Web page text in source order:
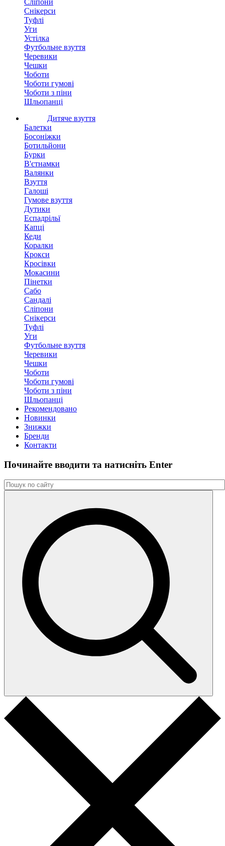
Сліпони
Снікерси
Туфлі
Уги
Устілка
Футбольне взуття
Черевики
Чешки
Чоботи
Чоботи гумові
Чоботи з піни
Шльопанці
Дитяче взуття
Балетки
Босоніжки
Ботильйони
Бурки
В'єтнамки
Валянки
Взуття
Галоші
Гумове взуття
Дутики
Еспадрільї
Капці
Кеди
Коралки
Крокси
Кросівки
Мокасини
Пінетки
Сабо
Сандалі
Сліпони
Снікерси
Туфлі
Уги
Футбольне взуття
Черевики
Чешки
Чоботи
Чоботи гумові
Чоботи з піни
Шльопанці
Рекомендовано
Новинки
Знижки
Бренди
Контакти
Починайте вводити та натиснiть Enter